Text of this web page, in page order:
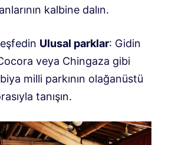
kalbine dalın.
Ulusal parklar: Gidin
veya Chingaza gibi
milli parkının olağanüstü
tanışın.